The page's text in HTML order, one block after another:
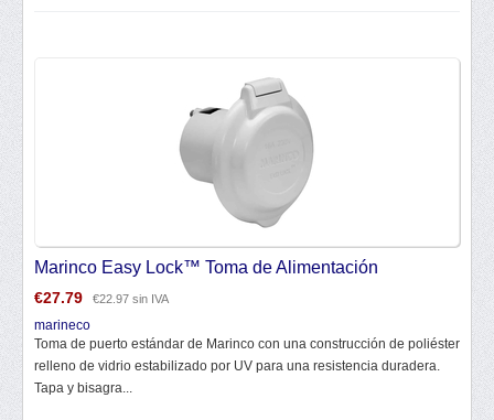
Marinco Easy Lock™ Toma de Alimentación
€27.79 €22.97 sin IVA
marineco
Toma de puerto estándar de Marinco con una construcción de poliéster
relleno de vidrio estabilizado por UV para una resistencia duradera.
Tapa y bisagra...